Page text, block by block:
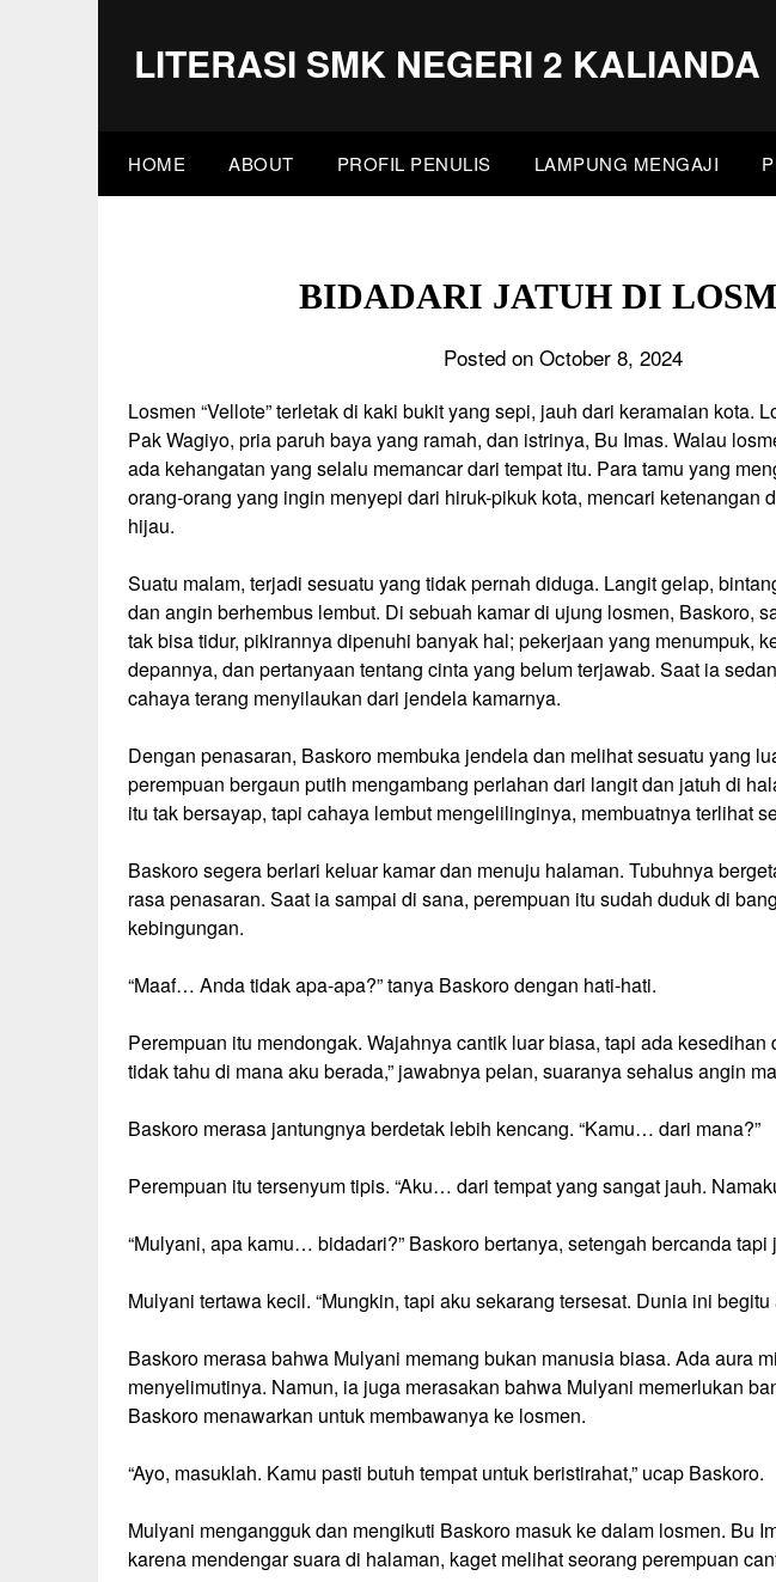
LITERASI SMK NEGERI 2 KALIANDA
HOME ABOUT PROFIL PENULIS LAMPUNG MENGAJI
BIDADARI JATUH DI
Posted on October 8, 2024
Losmen “Vellote” terletak di kaki bukit yang sepi, jauh dari keramaian kota.
Pak Wagiyo, pria paruh baya yang ramah, dan istrinya, Bu Imas. Walau
ada kehangatan yang selalu memancar dari tempat itu. Para tamu yang
orang-orang yang ingin menyepi dari hiruk-pikuk kota, mencari ketenangan
hijau.
Suatu malam, terjadi sesuatu yang tidak pernah diduga. Langit gelap,
dan angin berhembus lembut. Di sebuah kamar di ujung losmen, Baskoro,
tak bisa tidur, pikirannya dipenuhi banyak hal; pekerjaan yang menumpuk,
depannya, dan pertanyaan tentang cinta yang belum terjawab. Saat ia
cahaya terang menyilaukan dari jendela kamarnya.
Dengan penasaran, Baskoro membuka jendela dan melihat sesuatu yang
perempuan bergaun putih mengambang perlahan dari langit dan jatuh di
itu tak bersayap, tapi cahaya lembut mengelilinginya, membuatnya terlihat
Baskoro segera berlari keluar kamar dan menuju halaman. Tubuhnya
rasa penasaran. Saat ia sampai di sana, perempuan itu sudah duduk di
kebingungan.
“Maaf… Anda tidak apa-apa?” tanya Baskoro dengan hati-hati.
Perempuan itu mendongak. Wajahnya cantik luar biasa, tapi ada
tidak tahu di mana aku berada,” jawabnya pelan, suaranya sehalus angin
Baskoro merasa jantungnya berdetak lebih kencang. “Kamu… dari mana?”
Perempuan itu tersenyum tipis. “Aku… dari tempat yang sangat jauh.
“Mulyani, apa kamu… bidadari?” Baskoro bertanya, setengah bercanda tapi
Mulyani tertawa kecil. “Mungkin, tapi aku sekarang tersesat. Dunia ini begitu
Baskoro merasa bahwa Mulyani memang bukan manusia biasa. Ada aura
menyelimutinya. Namun, ia juga merasakan bahwa Mulyani memerlukan
Baskoro menawarkan untuk membawanya ke losmen.
“Ayo, masuklah. Kamu pasti butuh tempat untuk beristirahat,” ucap Baskoro.
Mulyani mengangguk dan mengikuti Baskoro masuk ke dalam losmen. Bu
karena mendengar suara di halaman, kaget melihat seorang perempuan